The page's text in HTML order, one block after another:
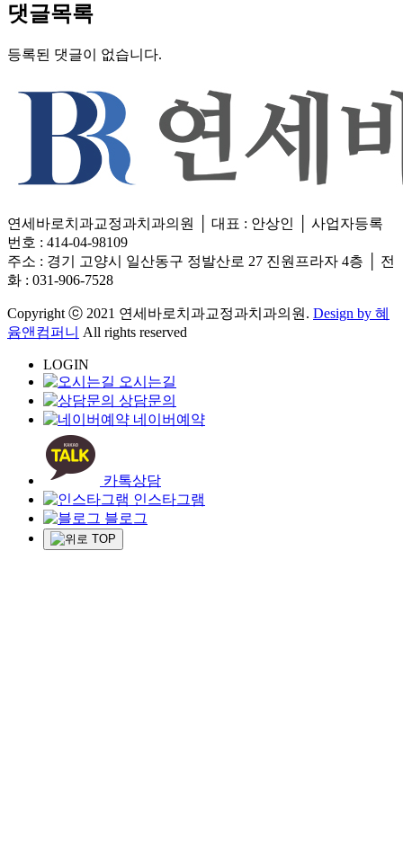
댓글목록
등록된 댓글이 없습니다.
연세바로치과교정과치과의원 │ 대표 : 안상인 │ 사업자등록
번호 : 414-04-98109
주소 : 경기 고양시 일산동구 정발산로 27 진원프라자 4층 │ 전
화 : 031-906-7528
Copyright ⓒ 2021 연세바로치과교정과치과의원. Design by 혜
윰앤컴퍼니 All rights reserved
LOGIN
오시는길
상담문의
네이버예약
카톡상담
인스타그램
블로그
TOP